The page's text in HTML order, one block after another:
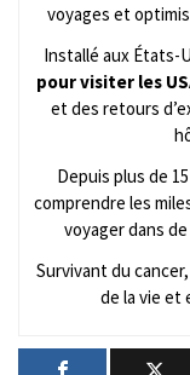
voyages et
Installé aux États-
pour visiter les
et des retours
Depuis plus de
comprendre les
voyager dans
Survivant du
de la vie et